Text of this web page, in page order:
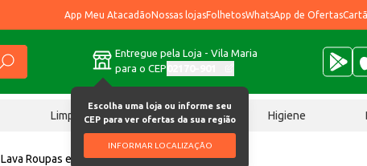
App Meu AtacadãoNossas lojasFolhetosWhatsApp de Ofertas
Entregue pela Loja - Vila Maria
para o CEP
Escolha uma loja ou informe seu
CEP para ver ofertas da sua região
INFORMAR LOCALIZAÇÃO
Limpeza Chocolates Higiene
Lava Roupas em Pó Invicto Lavanda 1kg